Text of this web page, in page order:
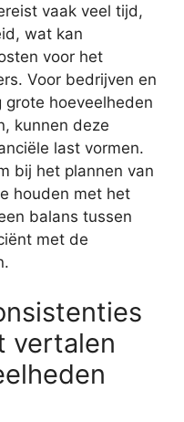
vaak veel tijd,
wat kan
voor het
Voor bedrijven en
hoeveelheden
kunnen deze
last vormen.
bij het plannen van
houden met het
balans tussen
met de
vertalen